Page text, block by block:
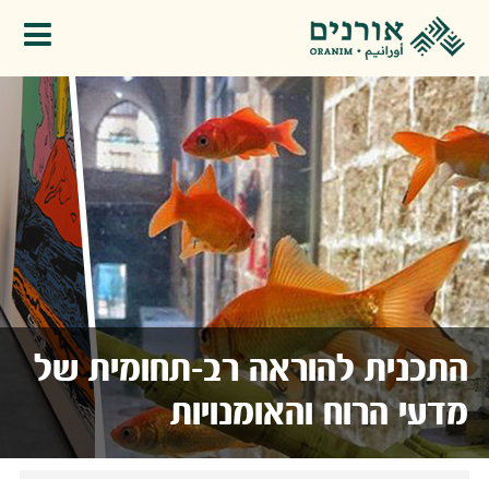
התכנית להוראה רב-תחומית של
מדעי הרוח והאומנויות